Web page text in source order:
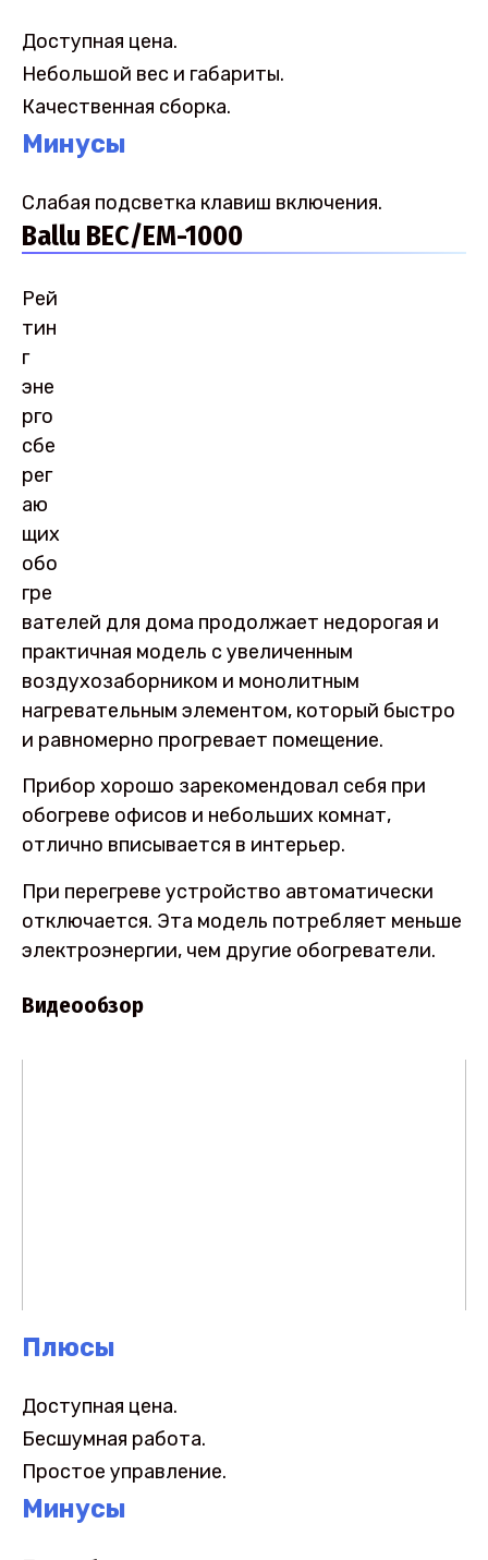
Доступная цена.
Небольшой вес и габариты.
Качественная сборка.
Минусы
Слабая подсветка клавиш включения.
Ballu BEC/EM-1000
Рей
тин
г
эне
рго
сбе
рег
аю
щих
обо
гре
вателей для дома продолжает недорогая и
практичная модель с увеличенным
воздухозаборником и монолитным
нагревательным элементом, который быстро
и равномерно прогревает помещение.
Прибор хорошо зарекомендовал себя при
обогреве офисов и небольших комнат,
отлично вписывается в интерьер.
При перегреве устройство автоматически
отключается. Эта модель потребляет меньше
электроэнергии, чем другие обогреватели.
Видеообзор
Плюсы
Доступная цена.
Бесшумная работа.
Простое управление.
Минусы